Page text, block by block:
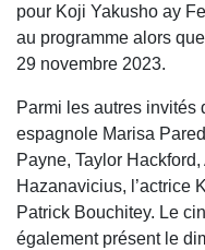
pour Koji Yakusho ay
au programme alors
29 novembre 2023.
Parmi les autres invités
espagnole Marisa
Payne, Taylor
Hazanavicius, l’actrice
Patrick Bouchitey. Le
également présent le